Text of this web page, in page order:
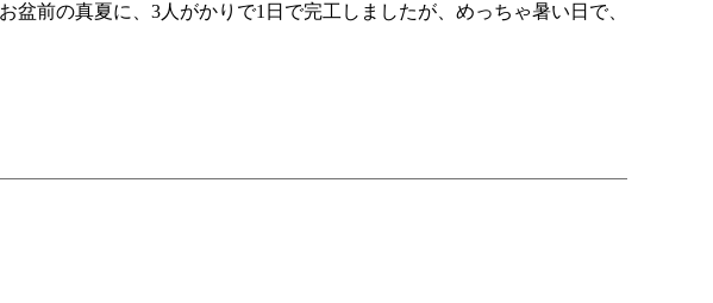
前の真夏に、3人がかりで1日で完工しましたが、めっちゃ暑い日で、